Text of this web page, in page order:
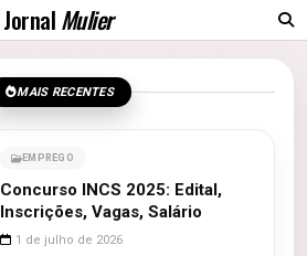
JornalMulier
MAIS RECENTES
EMPREGO
Concurso INCS 2025: Edital,
Inscrições, Vagas, Salário
1 de julho de 2026